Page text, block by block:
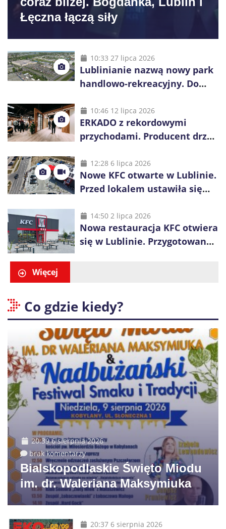
Łęczna łączą siły
10:33 27 lipca 2026
Lublinianie nazwą nowy park
handlowo-rekreacyjny. Do
10:46 12 lipca 2026
ERKADO z rekordowymi
przychodami. Producent drzwi
inwestycje
12:28 6 lipca 2026
Nowe KFC otwarte w Lublinie.
Przed lokalem ustawiła się
14:50 2 lipca 2026
Nowa restauracja KFC otwiera
się w Lublinie. Przygotowano
Więcej
Co gdzie kiedy?
20:39 6 sierpnia 2026
brak komentarzy
Bialskopodlaskie Święto Miodu
im. dr. Waleriana Maksymiuka
20:37 6 sierpnia 2026